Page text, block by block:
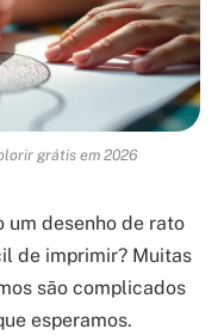
grátis em 2026
um desenho de rato
de imprimir? Muitas
são complicados
esperamos.